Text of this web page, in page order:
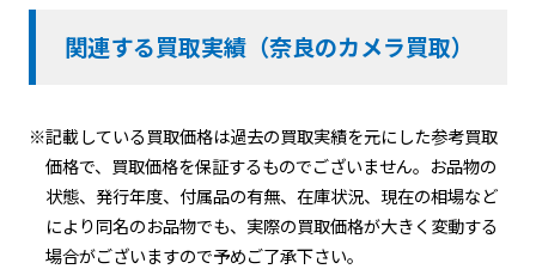
関連する買取実績（奈良のカメラ買取）
※記載している買取価格は過去の買取実績を元にした参考買取
価格で、買取価格を保証するものでございません。お品物の
状態、発行年度、付属品の有無、在庫状況、現在の相場など
により同名のお品物でも、実際の買取価格が大きく変動する
場合がございますので予めご了承下さい。